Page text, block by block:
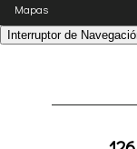
Mapas
Interruptor de